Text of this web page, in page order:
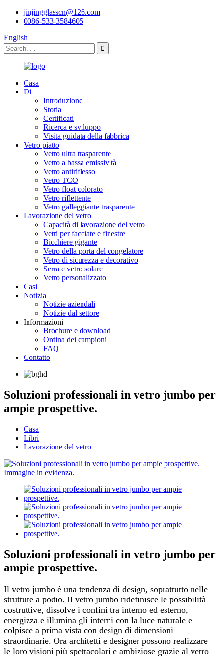
jinjingglasscn@126.com
0086-533-3584605
English
Casa
Di
Introduzione
Storia
Certificati
Ricerca e sviluppo
Visita guidata della fabbrica
Vetro piatto
Vetro ultra trasparente
Vetro a bassa emissività
Vetro antiriflesso
Vetro TCO
Vetro float colorato
Vetro riflettente
Vetro galleggiante trasparente
Lavorazione del vetro
Capacità di lavorazione del vetro
Vetri per facciate e finestre
Bicchiere gigante
Vetro della porta del congelatore
Vetro di sicurezza e decorativo
Serra e vetro solare
Vetro personalizzato
Casi
Notizia
Notizie aziendali
Notizie dal settore
Informazioni
Brochure e download
Ordina dei campioni
FAQ
Contatto
Soluzioni professionali in vetro jumbo per
ampie prospettive.
Casa
Libri
Lavorazione del vetro
Soluzioni professionali in vetro jumbo per
ampie prospettive.
Il vetro jumbo è una tendenza di design, soprattutto nelle
strutture a podio. Il vetro jumbo ridefinisce le possibilità
costruttive, dissolve i confini tra interno ed esterno,
energizza e illumina gli interni con la luce naturale e
colpisce a prima vista con design di dimensioni
straordinarie. Ora architetti e designer possono realizzare
le loro visioni più spettacolari e ambiziose grazie al vetro